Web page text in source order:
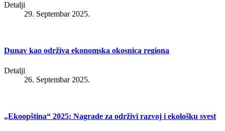
Detalji
29. Septembar 2025.
Dunav kao održiva ekonomska okosnica regiona
Detalji
26. Septembar 2025.
„Ekoopština“ 2025: Nagrade za održivi razvoj i ekološku svest